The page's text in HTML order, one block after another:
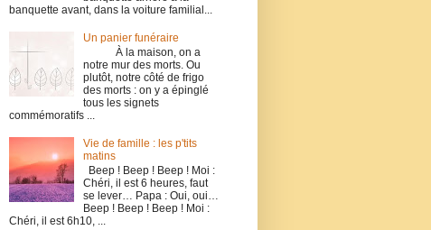
banquette avant, dans la voiture familial...
Un panier funéraire
À la maison, on a
notre mur des morts. Ou
plutôt, notre côté de frigo
des morts : on y a épinglé
tous les signets
commémoratifs ...
Vie de famille : les p'tits
matins
Beep ! Beep ! Beep ! Moi :
Chéri, il est 6 heures, faut
se lever… Papa : Oui, oui…
Beep ! Beep ! Beep ! Moi :
Chéri, il est 6h10, ...